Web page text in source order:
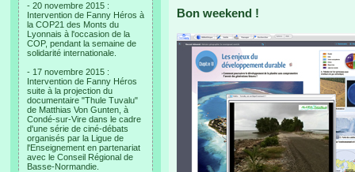
- 20 novembre 2015 :
Intervention de Fanny Héros à
la COP21 des Monts du
Lyonnais à l'occasion de la
COP, pendant la semaine de
solidarité internationale.
- 17 novembre 2015 :
Intervention de Fanny Héros
suite à la projection du
documentaire "Thule Tuvalu"
de Matthias Von Gunten, à
Condé-sur-Vire dans le cadre
d'une série de ciné-débats
organisés par la Ligue de
l'Enseignement en partenariat
avec le Conseil Régional de
Basse-Normandie.
Bon weekend !